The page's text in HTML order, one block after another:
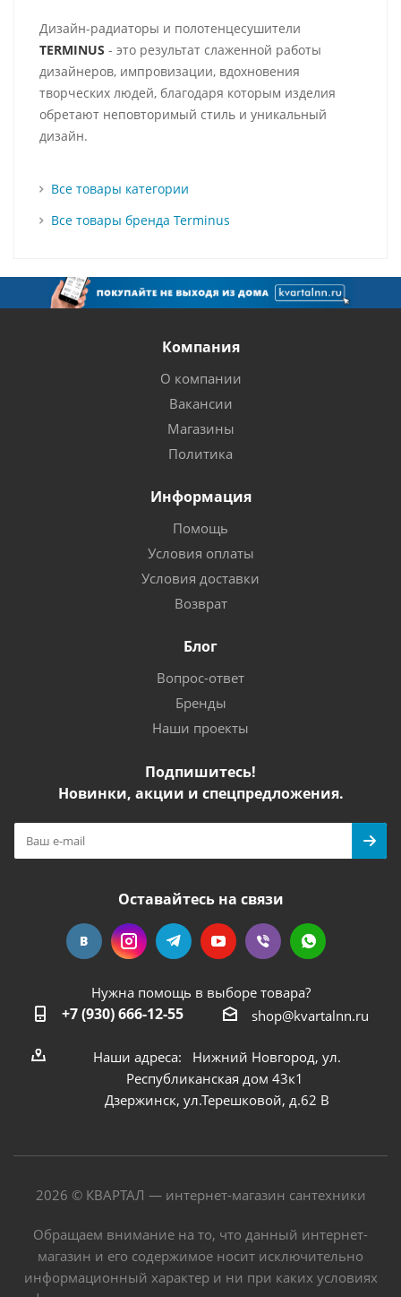
Дизайн-радиаторы и полотенцесушители
TERMINUS - это результат слаженной работы
дизайнеров, импровизации, вдохновения
творческих людей, благодаря которым изделия
обретают неповторимый стиль и уникальный
дизайн.
Все товары категории
Все товары бренда Terminus
Компания
О компании
Вакансии
Магазины
Политика
Информация
Помощь
Условия оплаты
Условия доставки
Возврат
Блог
Вопрос-ответ
Бренды
Наши проекты
Подпишитесь!
Новинки, акции и спецпредложения.
Оставайтесь на связи
Нужна помощь в выборе товара?
+7 (930) 666-12-55 shop@kvartalnn.ru
Наши адреса: Нижний Новгород, ул.
Республиканская дом 43к1
Дзержинск, ул.Терешковой, д.62 В
2026 © КВАРТАЛ — интернет-магазин сантехники
Обращаем внимание на то, что данный интернет-
магазин и его содержимое носит исключительно
информационный характер и ни при каких условиях